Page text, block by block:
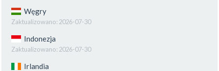
Węgry
Zaktualizowano: 2026-07-30
Indonezja
Zaktualizowano: 2026-07-30
Irlandia